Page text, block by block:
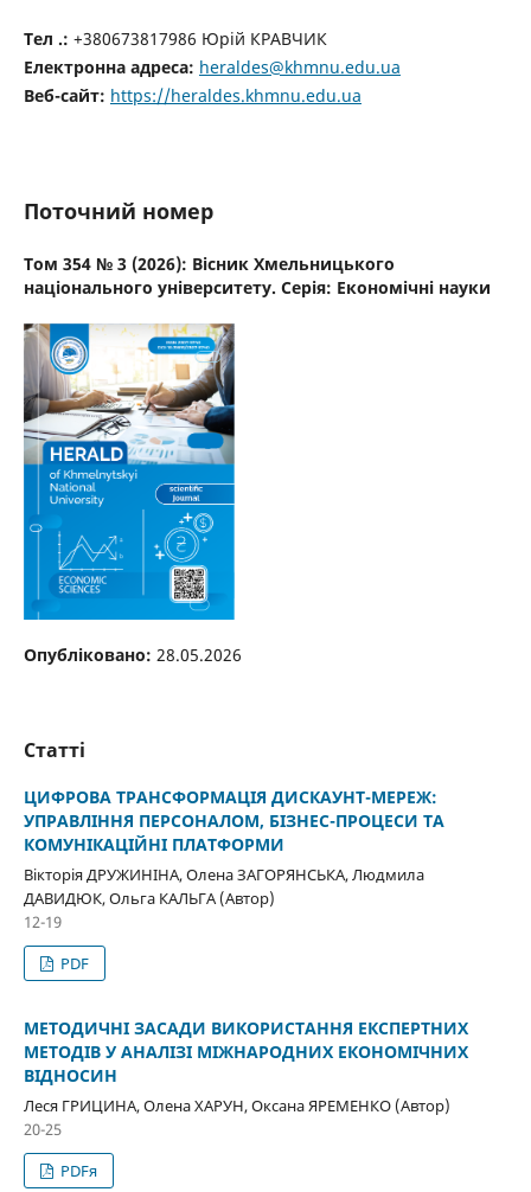
Тел .: +380673817986 Юрій КРАВЧИК
Електронна адреса: heraldes@khmnu.edu.ua
Веб-сайт: https://heraldes.khmnu.edu.ua
Поточний номер
Том 354 № 3 (2026): Вісник Хмельницького
національного університету. Серія: Економічні науки
Опубліковано: 28.05.2026
Статті
ЦИФРОВА ТРАНСФОРМАЦІЯ ДИСКАУНТ-МЕРЕЖ:
УПРАВЛІННЯ ПЕРСОНАЛОМ, БІЗНЕС-ПРОЦЕСИ ТА
КОМУНІКАЦІЙНІ ПЛАТФОРМИ
Вікторія ДРУЖИНІНА, Олена ЗАГОРЯНСЬКА, Людмила
ДАВИДЮК, Ольга КАЛЬГА (Автор)
12-19
PDF
МЕТОДИЧНІ ЗАСАДИ ВИКОРИСТАННЯ ЕКСПЕРТНИХ
МЕТОДІВ У АНАЛІЗІ МІЖНАРОДНИХ ЕКОНОМІЧНИХ
ВІДНОСИН
Леся ГРИЦИНА, Олена ХАРУН, Оксана ЯРЕМЕНКО (Автор)
20-25
PDFя